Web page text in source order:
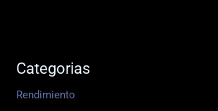
Categorias
Rendimiento